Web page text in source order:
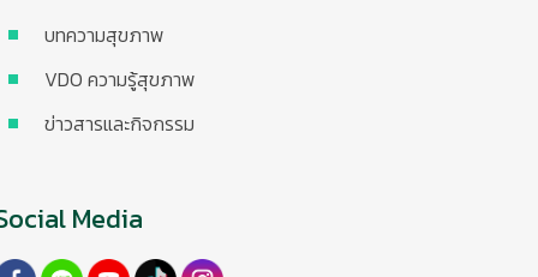
บทความสุขภาพ
VDO ความรู้สุขภาพ
ข่าวสารและกิจกรรม
Media